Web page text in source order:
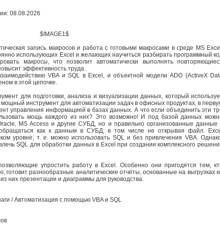
08.08.2026
$IMAGE1$
запись макросов и работа с готовыми макросами в среде MS
использующих Excel и желающих научиться разбирать программный
макросы, что позволит автоматически выполнять
эффективность труда.
VBA и SQL в Excel, и объектной модели ADO (ActiveX
в этой цепочке.
для подготовки, анализа и визуализации данных, который
инструмент для автоматизации задач в офисных продуктах, в
управления информацией в базах данных. А что если объединить эти
мощь каждого из них? Это возможно! И под базой данных
MS Access и другие СУБД, но и правильно организованные данные
как к данным в СУБД, в том числе не открывая файл.
уровне, т. е. можно использовать SQL и без привлечения VBA.
SQL для обработки данных в Excel при создании комплексного
упростить работу в Excel. Особенно они пригодятся тем,
готовит разнообразные аналитические отчёты, основанные на выгрузках
них презентации и диаграммы для руководства.
/ Автоматизация с помощью VBA и SQL